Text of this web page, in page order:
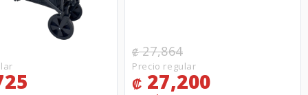
₡27,864
₡ 27,200